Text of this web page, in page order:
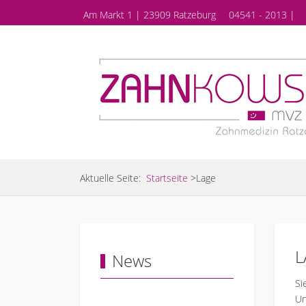
Am Markt 1 | 23909 Ratzeburg 04541 - 2013 |
Aktuelle Seite: Startseite >Lage
News